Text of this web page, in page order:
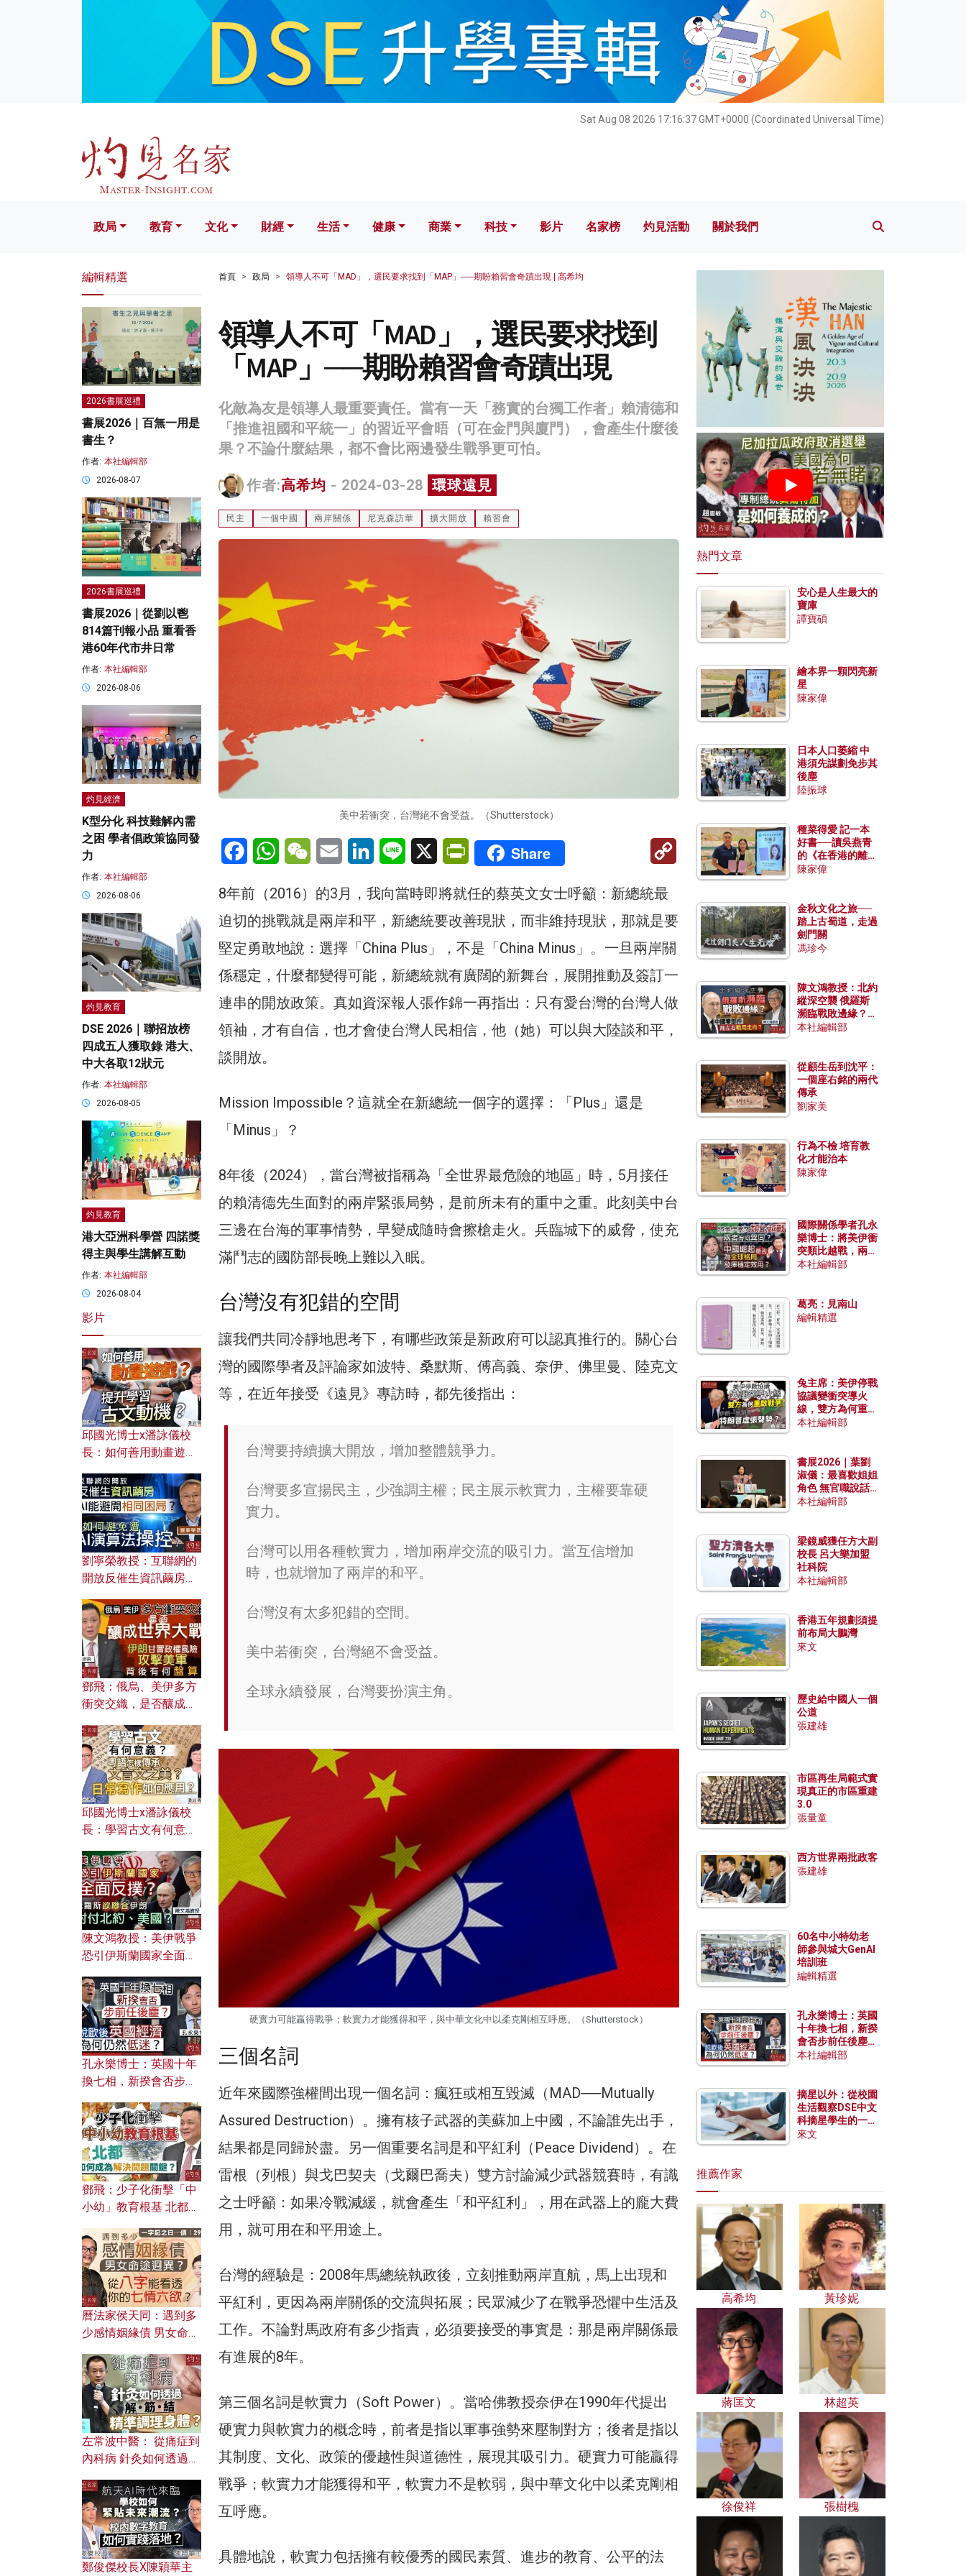
Sat Aug 08 2026 17:16:39 GMT+0000 (Coordinated Universal Time)
文化 財經 生活 健康 科技 影片 名家榜 灼見活動 關於我們
政局 教育 文化 財經 生活 健康 商業 科技 影片 名家榜 灼見活動 關於我們
首頁 政局 領導人不可「MAD」，選民要求找到「MAP」──期盼賴習會奇蹟出現 | 高希均
領導人不可「MAD」，選民要求找到
「MAP」──期盼賴習會奇蹟出現
化敵為友是領導人最重要責任。當有一天「務實的台獨工作者」賴清德和
「推進祖國和平統一」的習近平會晤（可在金門與廈門），會產生什麼後
果？不論什麼結果，都不會比兩邊發生戰爭更可怕。
作者:高希均 - 2024-03-28 環球遠見
民主 一個中國 兩岸關係 尼克森訪華 擴大開放 賴習會
美中若衝突，台灣絕不會受益。（Shutterstock）
FacebookWhatsAppWeChatEmail LinkedInLine X PrintFriendly
Share
Copy
8年前（2016）的3月，我向當時即將就任的蔡英文女士呼籲：新總統最
迫切的挑戰就是兩岸和平，新總統要改善現狀，而非維持現狀，那就是要
堅定勇敢地說：選擇「China Plus」，不是「China Minus」。一旦兩岸關
係穩定，什麼都變得可能，新總統就有廣闊的新舞台，展開推動及簽訂一
連串的開放政策。真如資深報人張作錦一再指出：只有愛台灣的台灣人做
領袖，才有自信，也才會使台灣人民相信，他（她）可以與大陸談和平，
談開放。
Mission Impossible？這就全在新總統一個字的選擇：「Plus」還是
「Minus」？
8年後（2024），當台灣被指稱為「全世界最危險的地區」時，5月接任
的賴清德先生面對的兩岸緊張局勢，是前所未有的重中之重。此刻美中台
三邊在台海的軍事情勢，早變成隨時會擦槍走火。兵臨城下的威脅，使充
滿鬥志的國防部長晚上難以入眠。
台灣沒有犯錯的空間
讓我們共同冷靜地思考下，有哪些政策是新政府可以認真推行的。關心台
灣的國際學者及評論家如波特、桑默斯、傅高義、奈伊、佛里曼、陸克文
等，在近年接受《遠見》專訪時，都先後指出：
台灣要持續擴大開放，增加整體競爭力。
台灣要多宣揚民主，少強調主權；民主展示軟實力，主權要靠硬
實力。
台灣可以用各種軟實力，增加兩岸交流的吸引力。當互信增加
時，也就增加了兩岸的和平。
台灣沒有太多犯錯的空間。
美中若衝突，台灣絕不會受益。
全球永續發展，台灣要扮演主角。
硬實力可能贏得戰爭；軟實力才能獲得和平，與中華文化中以柔克剛相互呼應。（Shutterstock）
三個名詞
近年來國際強權間出現一個名詞：瘋狂或相互毀滅（MAD──Mutually
Assured Destruction）。擁有核子武器的美蘇加上中國，不論誰先出手，
結果都是同歸於盡。另一個重要名詞是和平紅利（Peace Dividend）。在
雷根（列根）與戈巴契夫（戈爾巴喬夫）雙方討論減少武器競賽時，有識
之士呼籲：如果冷戰減緩，就會產生「和平紅利」，用在武器上的龐大費
用，就可用在和平用途上。
台灣的經驗是：2008年馬總統執政後，立刻推動兩岸直航，馬上出現和
平紅利，更因為兩岸關係的交流與拓展；民眾減少了在戰爭恐懼中生活及
工作。不論對馬政府有多少指責，必須要接受的事實是：那是兩岸關係最
有進展的8年。
第三個名詞是軟實力（Soft Power）。當哈佛教授奈伊在1990年代提出
硬實力與軟實力的概念時，前者是指以軍事強勢來壓制對方；後者是指以
其制度、文化、政策的優越性與道德性，展現其吸引力。硬實力可能贏得
戰爭；軟實力才能獲得和平，軟實力不是軟弱，與中華文化中以柔克剛相
互呼應。
具體地說，軟實力包括擁有較優秀的國民素質、進步的教育、公平的法
編輯精選
2026書展巡禮
書展2026｜百無一用是
書生？
作者: 本社編輯部
2026-08-07
2026書展巡禮
書展2026｜從劉以鬯
814篇刊報小品 重看香
港60年代市井日常
作者: 本社編輯部
2026-08-06
灼見經濟
K型分化 科技難解內需
之困 學者倡政策協同發
力
作者: 本社編輯部
2026-08-06
灼見教育
DSE 2026｜聯招放榜
四成五人獲取錄 港大、
中大各取12狀元
作者: 本社編輯部
2026-08-05
灼見教育
港大亞洲科學營 四諾獎
得主與學生講解互動
作者: 本社編輯部
2026-08-04
影片
邱國光博士x潘詠儀校
長：如何善用動畫遊戲
劉寧榮教授：互聯網的
開放反催生資訊繭房，
何避免遭AI演算法操
控？
鄧飛：俄烏、美伊多方
衝突交織，是否釀成世
風險攻擊美軍，背後有
何盤算？
邱國光博士x潘詠儀校
長：學習古文有何意
文之美？ 日常寫作如何
應用？
陳文鴻教授：美伊戰爭
恐引伊斯蘭國家全面反
對付北約美國？
孔永樂博士：英國十年
換七相，新揆會否步前
濟為何仍然低迷？
鄧飛：少子化衝擊「中
小幼」教育根基 北都如
曆法家侯天同：遇到多
少感情姻緣債 男女命途
的七情六欲？
左常波中醫： 從痛症到
內科病 針灸如何透過解
鄭俊傑校長X陳穎華主
熱門文章
安心是人生最大的
寶庫
譚寶碩
繪本界一顆閃亮新
星
陳家偉
日本人口萎縮 中
港須先謀劃免步其
後塵
陸振球
種菜得愛 記一本
好書──讀吳燕青
的《在香港的離島
種菜》
陳家偉
金秋文化之旅──
踏上古蜀道，走過
劍門關
馮珍今
陳文鴻教授：北約
縱深空襲 俄羅斯
瀕臨戰敗邊緣？中
國零部件能左右戰
本社編輯部
從顧生岳到沈平：
一個座右銘的兩代
傳承
劉家美
行為不檢 培育教
化才能治本
陳家偉
國際關係學者孔永
樂博士：將美伊衝
突類比越戰，兩者
有何異同？中國崛
本社編輯部
葛亮：見南山
編輯精選
兔主席：美伊停戰
協議變衝突導火
線，雙方為何重啟
戰爭？伊朗一早洞
本社編輯部
書展2026｜葉劉
淑儀：最喜歡姐姐
角色 無官職說話
包袱少
本社編輯部
梁鏡威獲任方大副
校長 呂大樂加盟
社科院
本社編輯部
香港五年規劃須提
前布局大鵬灣
來文
歷史給中國人一個
公道
張建雄
市區再生局範式實
現真正的市區重建
3.0
張量童
西方世界兩批政客
張建雄
60名中小特幼老
師參與城大GenAI
培訓班
編輯精選
孔永樂博士：英國
十年換七相，新揆
會否步前任後塵？
脫歐後英國經濟為
本社編輯部
摘星以外：從校園
生活觀察DSE中文
科摘星學生的一點
特質
來文
推薦作家
高希均 黃珍妮
蔣匡文 林超英
徐俊祥 張樹槐